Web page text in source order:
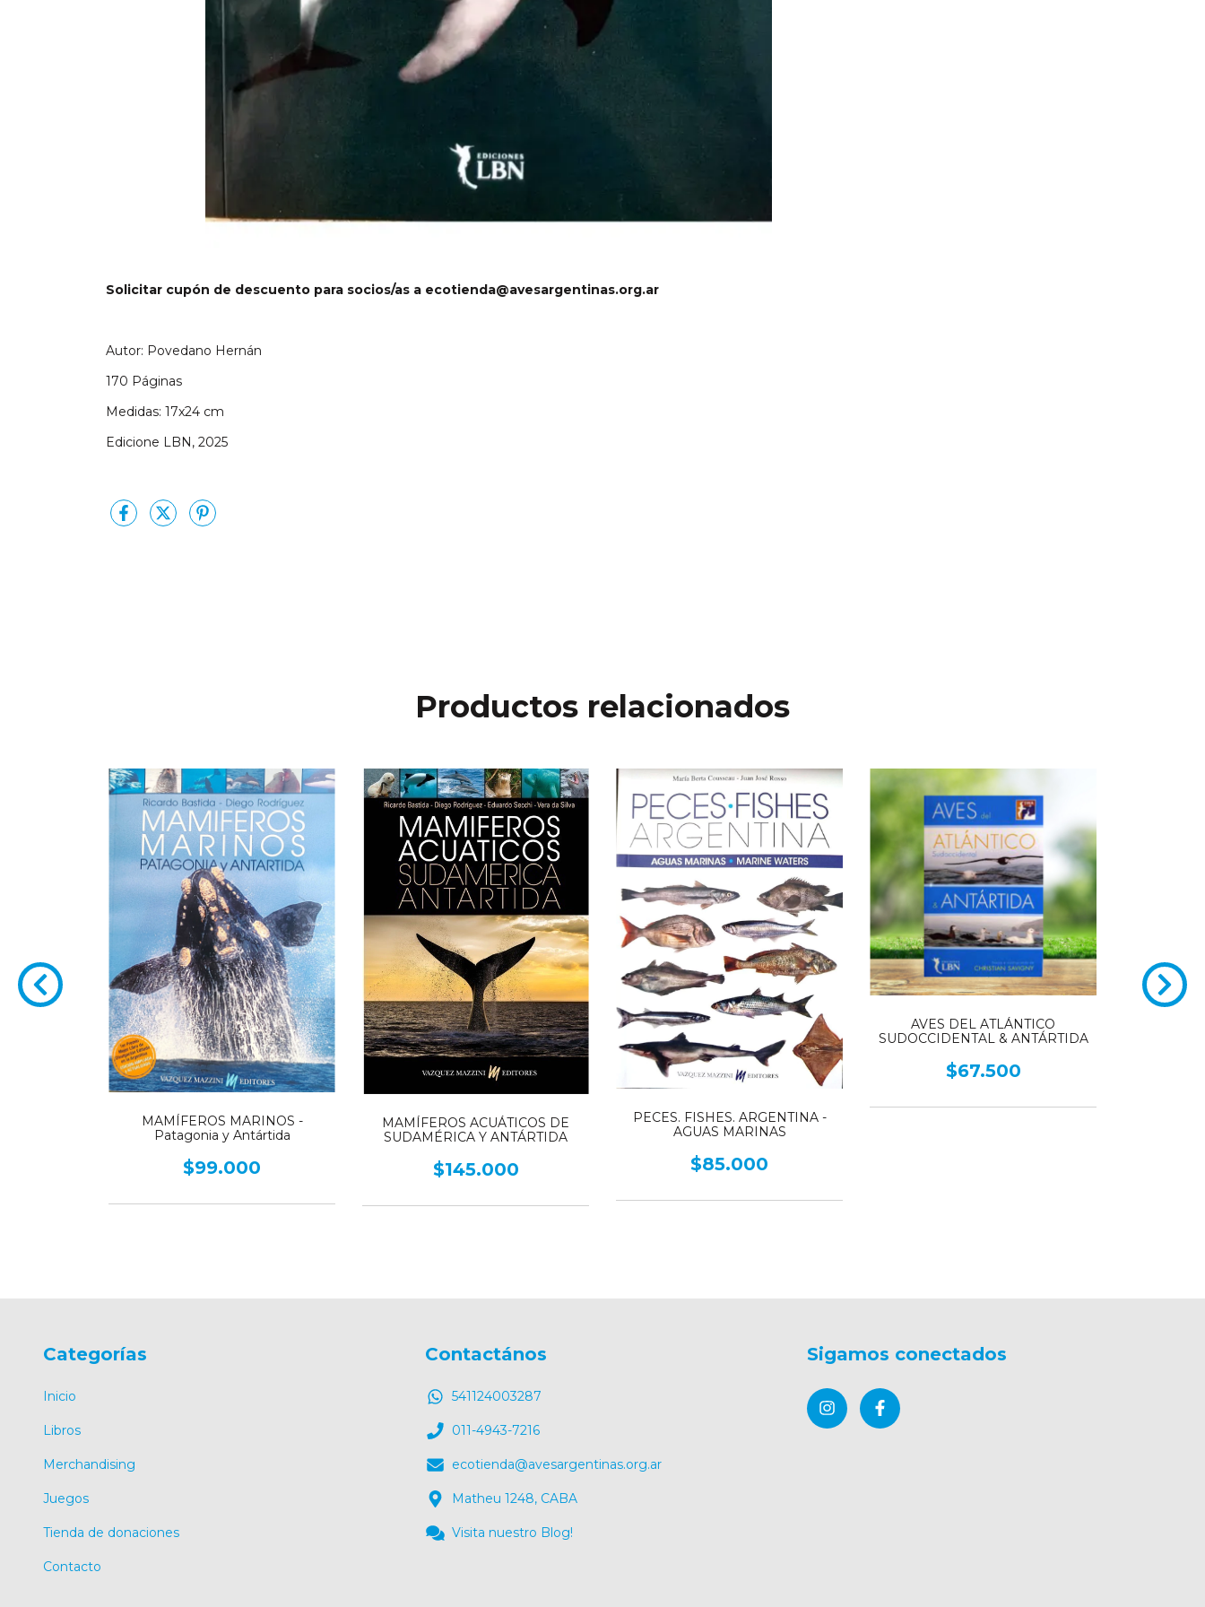
Solicitar cupón de descuento para socios/as a ecotienda@avesargentinas.org.ar
Autor: Povedano Hernán
170 Páginas
Medidas: 17x24 cm
Edicione LBN, 2025
Productos relacionados
MAMÍFEROS MARINOS -
Patagonia y Antártida
$99.000
MAMÍFEROS ACUÁTICOS DE
SUDAMÉRICA Y ANTÁRTIDA
$145.000
PECES. FISHES. ARGENTINA -
AGUAS MARINAS
$85.000
AVES DEL ATLÁNTICO
SUDOCCIDENTAL & ANTÁRTIDA
$67.500
Categorías
Inicio
Libros
Merchandising
Juegos
Tienda de donaciones
Contacto
Contactános
541124003287
011-4943-7216
ecotienda@avesargentinas.org.ar
Matheu 1248, CABA
Visita nuestro Blog!
Sigamos conectados